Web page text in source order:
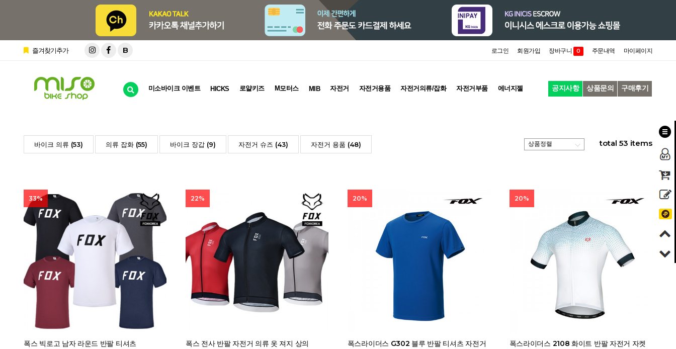
즐겨찾기추가 B 로그인 회원가입 장바구니 0 주문내역 마이페이지
미소바이크 이벤트 HICKS 로얄키즈 M모터스 MIB 자전거 자전거용품 자전거의류/잡화 자전거부품 에너지젤 공지사항 상품문의 구매후기
바이크 의류 (53) 의류 잡화 (55) 바이크 장갑 (9) 자전거 슈즈 (43) 자전거 용품 (48) total 53 items
폭스 빅로고 남자 라운드 반팔 티셔츠
33%
폭스 전사 반팔 자전거 의류 옷 져지 상의
22%
폭스라이더스 G302 블루 반팔 티셔츠 자전거
20%
폭스라이더스 2108 화이트 반팔 자전거 자켓
20%